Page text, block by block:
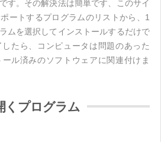
す。その解決法は簡単です、このサイ
ートするプログラムのリストから、1
ムを選択してインストールするだけで
たら、コンピュータは問題のあった
ル済みのソフトウェアに関連付けま
くプログラム